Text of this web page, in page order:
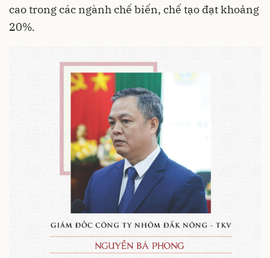
cao trong các ngành chế biến, chế tạo đạt khoảng
20%.